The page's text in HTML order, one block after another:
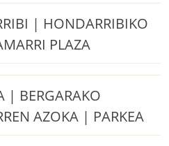
| HONDARRIBIKO
PLAZA
| BERGARAKO
AZOKA | PARKEA